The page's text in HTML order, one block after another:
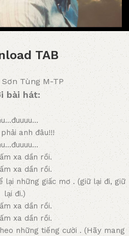
TAB
Tùng M-TP
bài hát:
anh đâu!!!
xa dần rồi.
xa dần rồi.
lại những giấc mơ . (giữ lại đi, giữ
lại đi.)
xa dần rồi.
xa dần rồi.
những tiếng cười . (Hãy mang